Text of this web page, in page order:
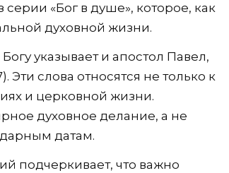
«Бог в душе», которое, как
духовной жизни.
указывает и апостол Павел,
Эти слова относятся не только к
и церковной жизни.
духовное делание, а не
датам.
подчеркивает, что важно